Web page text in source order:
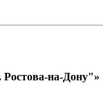
на-Дону"»